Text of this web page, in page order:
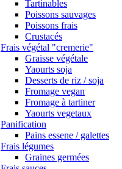
Tartinables
Poissons sauvages
Poissons frais
Crustacés
Frais végétal "cremerie"
Graisse végétale
Yaourts soja
Desserts de riz / soja
Fromage vegan
Fromage à tartiner
Yaourts vegetaux
Panification
Pains essene / galettes
Frais légumes
Graines germées